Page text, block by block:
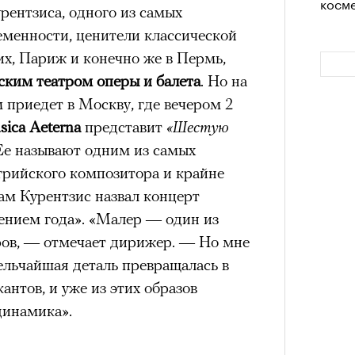
одного из самых
ценители классической
Париж и конечно же в Пермь,
театром оперы и балета. Но на
в Москву, где вечером 2
Aeternaпредставит «Шестую
называют одним из самых
композитора и крайне
Курентзис назвал концерт
года». «Малер — один из
— отмечает дирижер. — Но мне
деталь превращалась в
и уже из этих образов
деятелей искусства или
самых действенных способов
сейчас, когда любая
а информационный шум
контракт с мировой
репутацией. Почему бренды
западных знаменитостей? У
вес: о них регулярно пишут
сотни миллионов подписчиков.
нередко показывают, что
мировых звезд, чем многих